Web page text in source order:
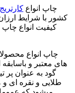
چاپ انواع
کشور با شرایط
کیفیت انواع
چاپ انواع
های معتبر و
گود به عنوان پر
طلایی و نقره ای